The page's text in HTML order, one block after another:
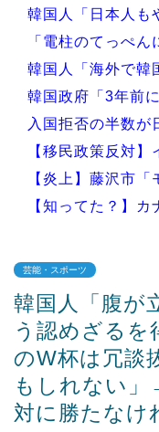
韓国人「日本人も
「電柱のてっぺ
韓国人「海外で韓
韓国政府「3年前
入国拒否の半数が
【移民政策反対
【炎上】藤沢市
【知ってた？】
Powered by
芸能・スポーツ
韓国人「腹が
う認めざるを
のW杯は冗談
もしれない
対に勝たなけ